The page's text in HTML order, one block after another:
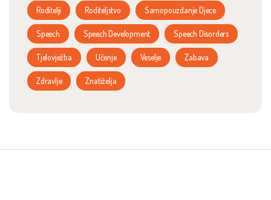
Roditelji Roditeljstvo Samopouzdanje Djece
Speech Speech Development Speech Disorders
Tjelovježba Učenje Veselje Zabava
Zdravlje Znatiželja